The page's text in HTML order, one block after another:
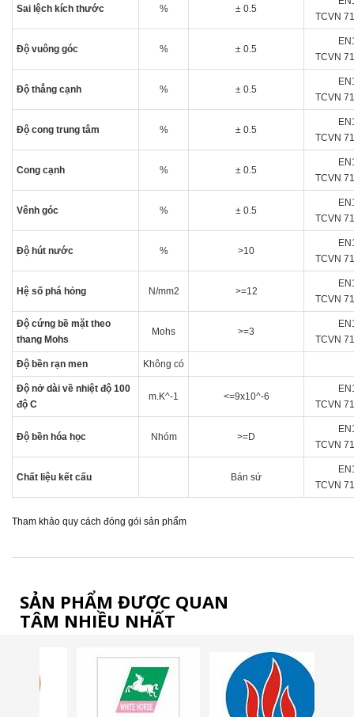
Sai lệch kích thước % ± 0.5
TCVN
Độ vuông góc % ± 0.5
TCVN
Độ thẳng cạnh % ± 0.5
TCVN
Độ cong trung tâm % ± 0.5
TCVN
Cong cạnh % ± 0.5
TCVN
Vênh góc % ± 0.5
TCVN
Độ hút nước % >10
TCVN
Hệ số phá hỏng N/mm2 >=12
TCVN
Độ cứng bề mặt theo
thang Mohs
Mohs >=3
TCVN
Độ bền rạn men Không có
Độ nở dài về nhiệt độ 100
độ C
m.K^-1 <=9x10^-6
TCVN
Độ bền hóa học Nhóm >=D
TCVN
Chất liệu kết cấu Bán sứ
TCVN
Tham khảo quy cách đóng gói sản phẩm
SẢN PHẨM ĐƯỢC QUAN
TÂM NHIỀU NHẤT